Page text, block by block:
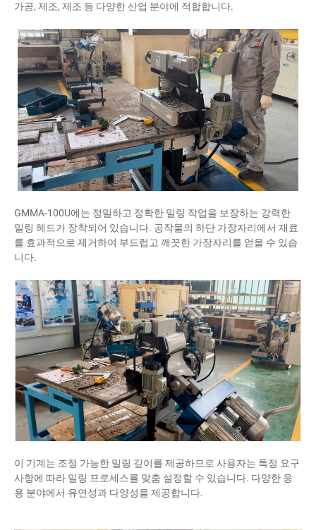
가공, 제조, 제조 등 다양한 산업 분야에 적합합니다.
GMMA-100U에는 정밀하고 정확한 밀링 작업을 보장하는 강력한
밀링 헤드가 장착되어 있습니다. 공작물의 하단 가장자리에서 재료
를 효과적으로 제거하여 부드럽고 깨끗한 가장자리를 얻을 수 있습
니다.
이 기계는 조정 가능한 밀링 깊이를 제공하므로 사용자는 특정 요구
사항에 따라 밀링 프로세스를 맞춤 설정할 수 있습니다. 다양한 응
용 분야에서 유연성과 다양성을 제공합니다.